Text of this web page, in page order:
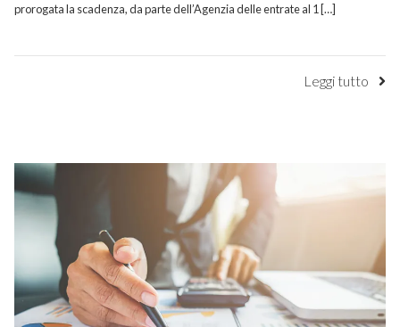
prorogata la scadenza, da parte dell’Agenzia delle entrate al 1 […]
Leggi tutto